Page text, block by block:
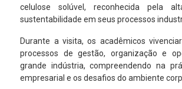
celulose solúvel, reconhecida pela
sustentabilidade em seus processos
Durante a visita, os acadêmicos
processos de gestão, organização e
grande indústria, compreendendo na
empresarial e os desafios do ambiente